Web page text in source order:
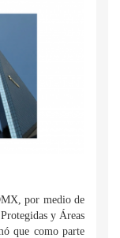
por medio de
y Áreas
que como parte